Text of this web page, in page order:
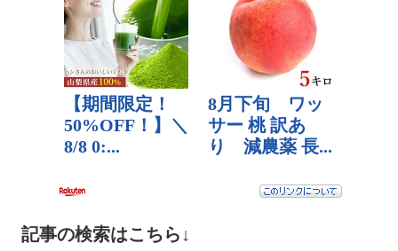
記事の検索はこちら↓